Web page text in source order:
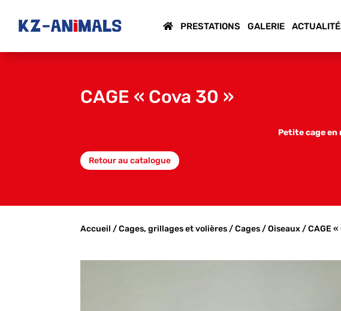
PRESTATIONS GALERIE
CAGE « Cova 30 »
Petite cage
Retour au catalogue
Accueil /Cages, grillages et volières/Cages/Oiseaux/ CAGE «